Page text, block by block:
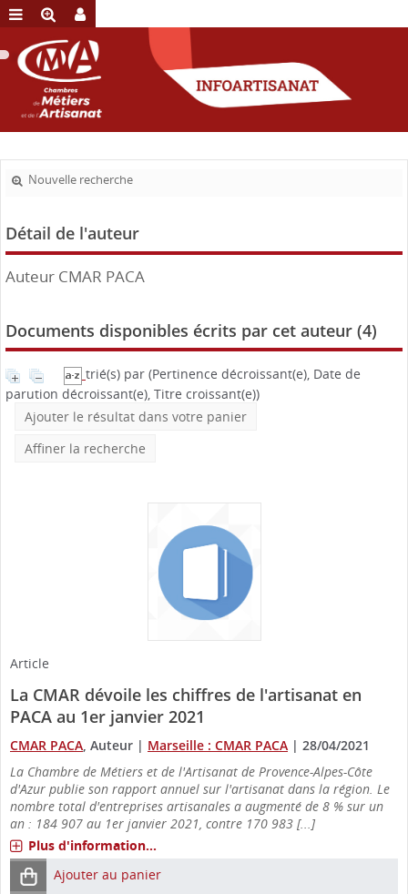
Nouvelle recherche
Détail de l'auteur
Auteur CMAR PACA
Documents disponibles écrits par cet auteur (4)
trié(s) par (Pertinence décroissant(e), Date de
parution décroissant(e), Titre croissant(e))
Ajouter le résultat dans votre panier
Affiner la recherche
Article
La CMAR dévoile les chiffres de l'artisanat en
PACA au 1er janvier 2021
CMAR PACA , Auteur | Marseille : CMAR PACA | 28/04/2021
La Chambre de Métiers et de l'Artisanat de Provence-Alpes-Côte
d'Azur publie son rapport annuel sur l'artisanat dans la région. Le
nombre total d'entreprises artisanales a augmenté de 8 % sur un
an : 184 907 au 1er janvier 2021, contre 170 983 [...]
Plus d'information...
Ajouter au panier